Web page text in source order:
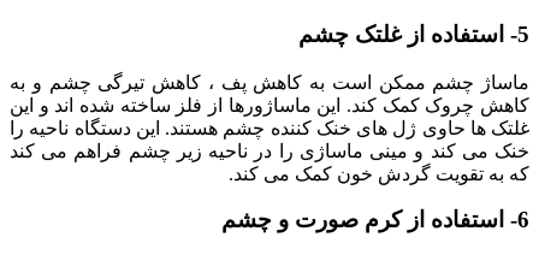
5- استفاده از غلتک چشم
ماساژ چشم ممکن است به کاهش پف ، کاهش تیرگی چشم و به
کاهش چروک کمک کند. این ماساژورها از فلز ساخته شده اند و این
غلتک ها حاوی ژل های خنک کننده چشم هستند. این دستگاه ناحیه را
خنک می کند و مینی ماساژی را در ناحیه زیر چشم فراهم می کند
که به تقویت گردش خون کمک می کند.
6- استفاده از کرم صورت و چشم